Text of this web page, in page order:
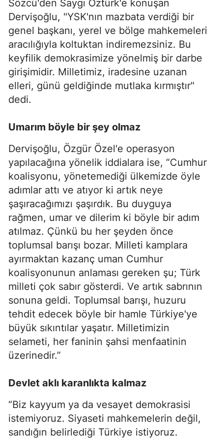
Sözcü'den Saygı Öztürk'e konuşan
Dervişoğlu, "YSK'nın mazbata verdiği bir
genel başkanı, yerel ve bölge mahkemeleri
aracılığıyla koltuktan indiremezsiniz. Bu
keyfilik demokrasimize yönelmiş bir darbe
girişimidir. Milletimiz, iradesine uzanan
elleri, günü geldiğinde mutlaka kırmıştır"
dedi.
Umarım böyle bir şey olmaz
Dervişoğlu, Özgür Özel'e operasyon
yapılacağına yönelik iddialara ise, “Cumhur
koalisyonu, yönetemediği ülkemizde öyle
adımlar attı ve atıyor ki artık neye
şaşıracağımızı şaşırdık. Bu duyguya
rağmen, umar ve dilerim ki böyle bir adım
atılmaz. Çünkü bu her şeyden önce
toplumsal barışı bozar. Milleti kamplara
ayırmaktan kazanç uman Cumhur
koalisyonunun anlaması gereken şu; Türk
milleti çok sabır gösterdi. Ve artık sabrının
sonuna geldi. Toplumsal barışı, huzuru
tehdit edecek böyle bir hamle Türkiye'ye
büyük sıkıntılar yaşatır. Milletimizin
selameti, her faninin şahsi menfaatinin
üzerinedir.”
Devlet aklı karanlıkta kalmaz
“Biz kayyum ya da vesayet demokrasisi
istemiyoruz. Siyaseti mahkemelerin değil,
sandığın belirlediği Türkiye istiyoruz.